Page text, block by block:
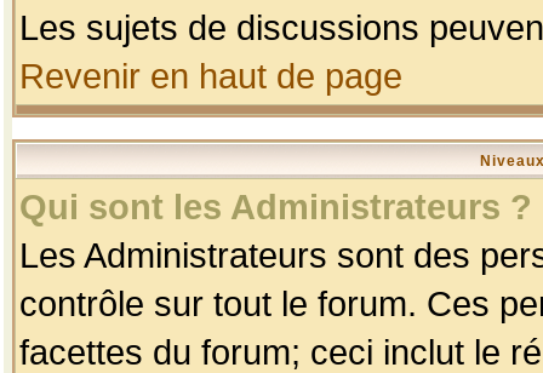
Les sujets de discussions
Revenir en haut de page
Qui sont les Administrateurs ?
Les Administrateurs sont des
contrôle sur tout le forum. Ces
facettes du forum; ceci inclut le